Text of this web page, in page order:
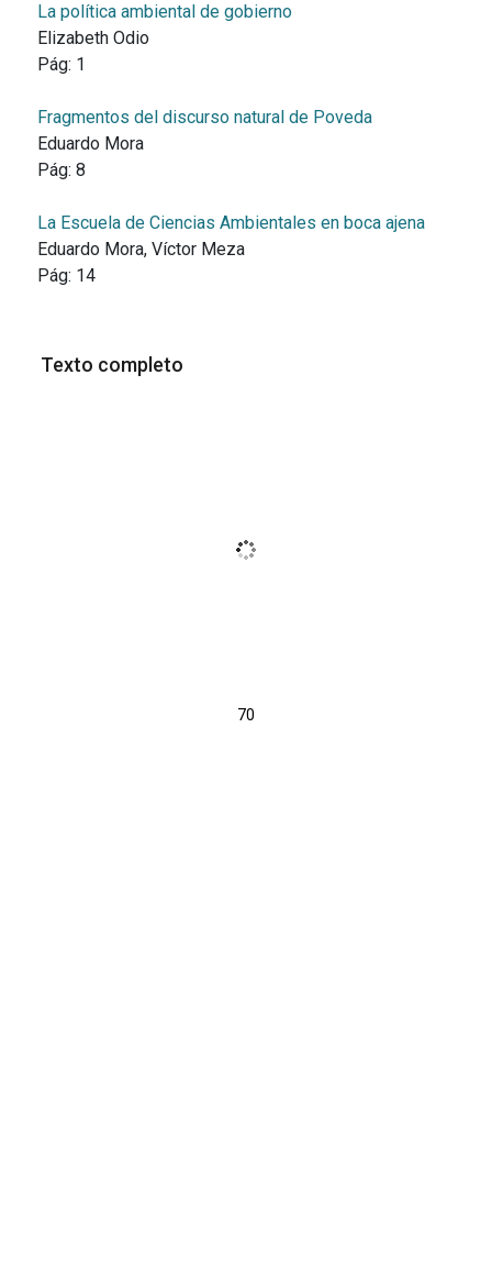
La política ambiental de gobierno
Elizabeth Odio
Pág: 1
Fragmentos del discurso natural de Poveda
Eduardo Mora
Pág: 8
La Escuela de Ciencias Ambientales en boca ajena
Eduardo Mora, Víctor Meza
Pág: 14
Texto completo
70